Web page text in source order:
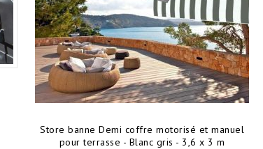
Store banne Demi coffre motorisé et manuel
pour terrasse - Blanc gris - 3,6 x 3 m